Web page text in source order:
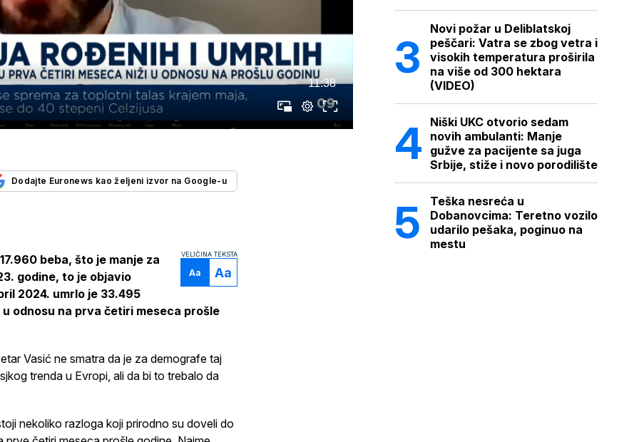
11:38
Dodajte Euronews kao željeni izvor na Google-u
VELIČINA TEKSTA
Aa Aa
beba, što je manje za
godine, to je objavio
2024. umrlo je 33.495
u odnosu na prva četiri meseca prošle
Vasić ne smatra da je za demografe taj
trenda u Evropi, ali da bi to trebalo da
nekoliko razloga koji prirodno su doveli do
Novi požar u Deliblatskoj
peščari: Vatra se zbog vetra i
visokih temperatura proširila
na više od 300 hektara
(VIDEO)
Niški UKC otvorio sedam
novih ambulanti: Manje
gužve za pacijente sa juga
Srbije, stiže i novo porodilište
Teška nesreća u
Dobanovcima: Teretno vozilo
udarilo pešaka, poginuo na
mestu